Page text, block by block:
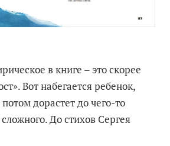
в книге – это скорее
Вот набегается ребенок,
дорастет до чего-то
До стихов Сергея